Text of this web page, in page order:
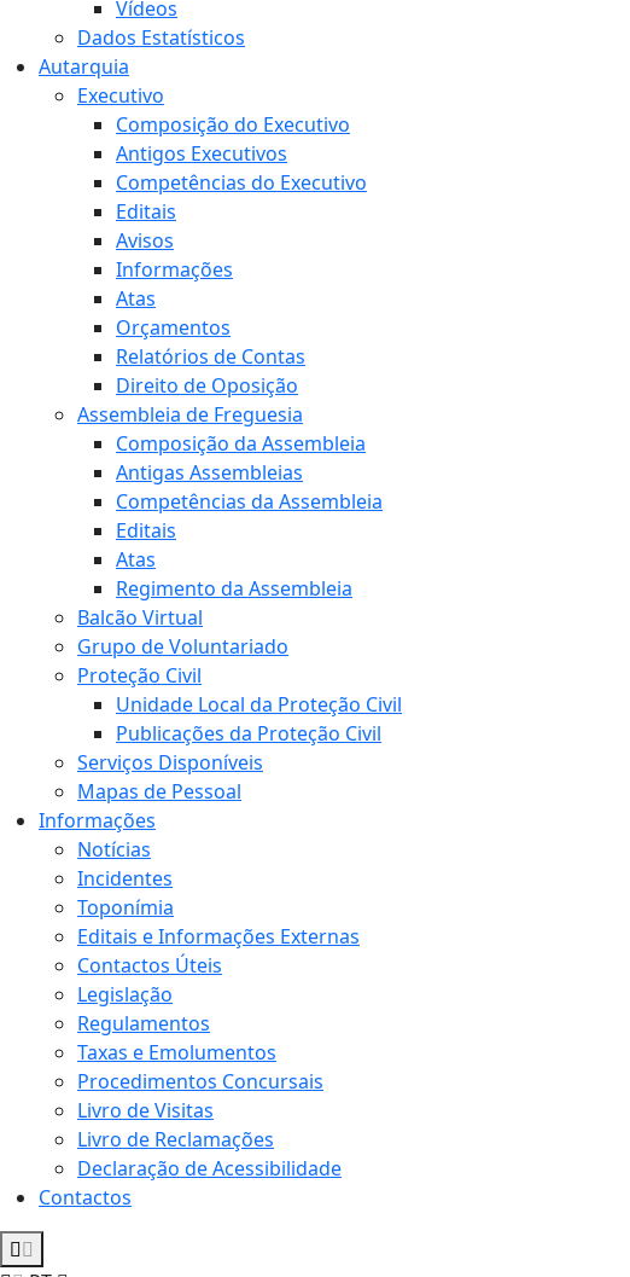
Vídeos
Dados Estatísticos
Autarquia
Executivo
Composição do Executivo
Antigos Executivos
Competências do Executivo
Editais
Avisos
Informações
Atas
Orçamentos
Relatórios de Contas
Direito de Oposição
Assembleia de Freguesia
Composição da Assembleia
Antigas Assembleias
Competências da Assembleia
Editais
Atas
Regimento da Assembleia
Balcão Virtual
Grupo de Voluntariado
Proteção Civil
Unidade Local da Proteção Civil
Publicações da Proteção Civil
Serviços Disponíveis
Mapas de Pessoal
Informações
Notícias
Incidentes
Toponímia
Editais e Informações Externas
Contactos Úteis
Legislação
Regulamentos
Taxas e Emolumentos
Procedimentos Concursais
Livro de Visitas
Livro de Reclamações
Declaração de Acessibilidade
Contactos